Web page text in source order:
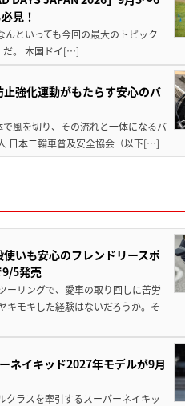
見！
といっても今回の最大のトピック
だ。 本国ドイ[…]
強化運動がもたらす安心のバ
風を切り、その流れと一体になるバ
日本二輪車普及安全協会（以下[…]
いも安心のフレンドリースポ
9/5発売
ーリングで、愛車の取り回しに苦労
キモキした経験はないだろうか。そ
ネイキッド2027年モデルが9月
ラスを牽引するスーパーネイキッ